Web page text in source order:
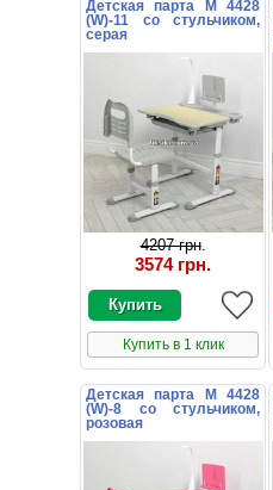
Детская парта M 4428
(W)-11 со стульчиком,
серая
4207 грн.
3574 грн.
Купить в 1 клик
Детская парта M 4428
(W)-8 со стульчиком,
розовая